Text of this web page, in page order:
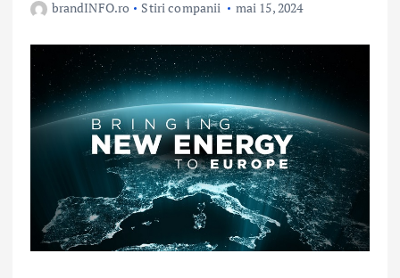
brandINFO.ro Stiri companii mai 15, 2024